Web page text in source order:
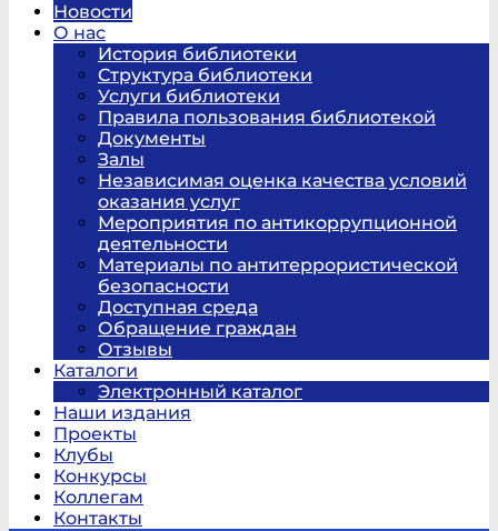
Новости
О нас
История библиотеки
Структура библиотеки
Услуги библиотеки
Правила пользования библиотекой
Документы
Залы
Независимая оценка качества условий
оказания услуг
Мероприятия по антикоррупционной
деятельности
Материалы по антитеррористической
безопасности
Доступная среда
Обращение граждан
Отзывы
Каталоги
Электронный каталог
Наши издания
Проекты
Клубы
Конкурсы
Коллегам
Контакты